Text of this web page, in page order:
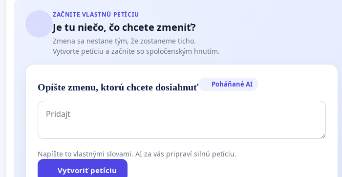
ZAČNITE VLASTNÚ PETÍCIU
Je tu niečo, čo chcete zmeniť?
Zmena sa nestane tým, že zostaneme ticho.
Vytvorte petíciu a začnite so spoločenským hnutím.
Opíšte zmenu, ktorú chcete dosiahnuť Poháňané AI
Napíšte to vlastnými slovami. AI za vás pripraví silnú petíciu.
Vytvoriť petíciu